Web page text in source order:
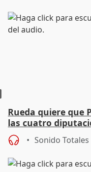
Rueda quiere que
las cuatro
en concejales" en
Sonido Totales